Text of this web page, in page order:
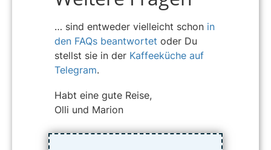
… sind entweder vielleicht schon in
den FAQs beantwortet oder Du
stellst sie in der Kaffeeküche auf
Telegram.
Habt eine gute Reise,
Olli und Marion